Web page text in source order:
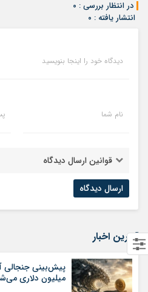
در انتظار بررسی : ۰
انتشار یافته : ۰
دیدگاه خود را اینجا بنویسید
نام شما
قوانین ارسال دیدگاه
آخرین اخبار
پیش‌بینی جنجالی
میلیون دلاری